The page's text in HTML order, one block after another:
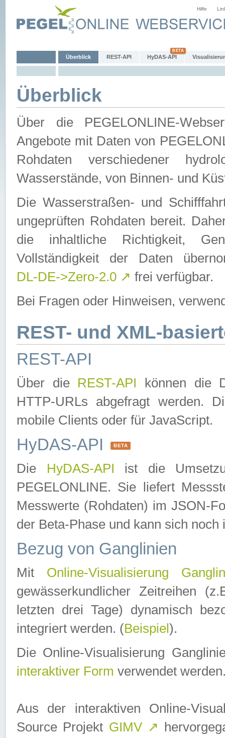
Hilfe
Überblick REST-API HyDAS-API
Überblick
Über die PEGELONLINE-
Angebote mit Daten von
Rohdaten verschiedener
Wasserstände, von Binnen- und
Die Wasserstraßen- und
ungeprüften Rohdaten bereit.
die inhaltliche Richtigkeit,
Vollständigkeit der Daten
DL-DE->Zero-2.0 ↗ frei verfügbar.
Bei Fragen oder Hinweisen,
REST- und XML-
REST-API
Über die REST-API können die
HTTP-URLs abgefragt werden.
mobile Clients oder für JavaScript.
HyDAS-API BETA
Die HyDAS-API ist die
PEGELONLINE. Sie liefert
Messwerte (Rohdaten) im JSON-
der Beta-Phase und kann sich noch
Bezug von Ganglinien
Mit Online-Visualisierung
gewässerkundlicher Zeitreihen
letzten drei Tage) dynamisch
integriert werden. (Beispiel ).
Die Online-Visualisierung
interaktiver Form verwendet
Aus der interaktiven Online-
Source Projekt GIMV ↗